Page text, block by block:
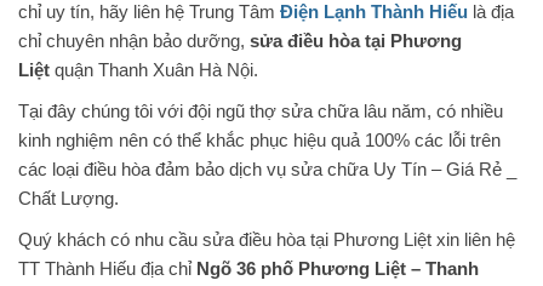
chỉ uy tín, hãy liên hệ Trung Tâm Điện Lạnh Thành Hiếu là địa
chỉ chuyên nhận bảo dưỡng, sửa điều hòa tại Phương
Liệt quận Thanh Xuân Hà Nội.
Tại đây chúng tôi với đội ngũ thợ sửa chữa lâu năm, có nhiều
kinh nghiệm nên có thể khắc phục hiệu quả 100% các lỗi trên
các loại điều hòa đảm bảo dịch vụ sửa chữa Uy Tín – Giá Rẻ _
Chất Lượng.
Quý khách có nhu cầu sửa điều hòa tại Phương Liệt xin liên hệ
TT Thành Hiếu địa chỉ Ngõ 36 phố Phương Liệt – Thanh